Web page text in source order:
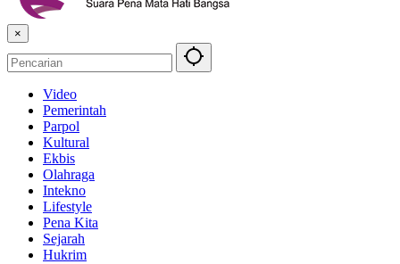
×
Video
Pemerintah
Parpol
Kultural
Ekbis
Olahraga
Intekno
Lifestyle
Pena Kita
Sejarah
Hukrim